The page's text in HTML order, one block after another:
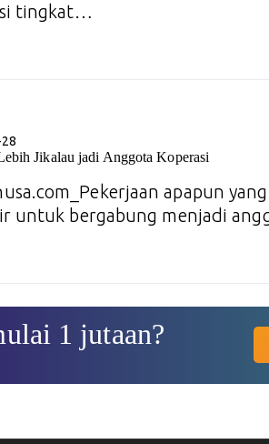
tingkat…
Jikalau jadi Anggota Koperasi
apapun
untuk bergabung menjadi
1 jutaan?